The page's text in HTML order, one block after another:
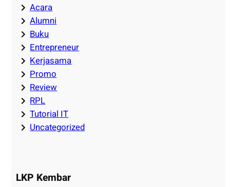
Acara
Alumni
Buku
Entrepreneur
Kerjasama
Promo
Review
RPL
Tutorial IT
Uncategorized
LKP Kembar